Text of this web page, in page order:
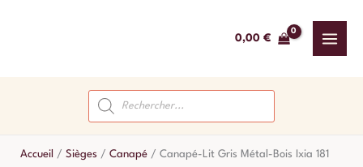
0,00 €
Recherche
de
produits
Accueil / Sièges / Canapé / Canapé-Lit Gris Métal-Bois Ixia 181